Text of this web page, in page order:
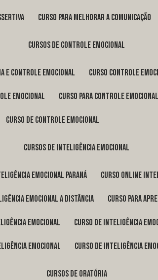
curso para melhorar a comunicação
cursos de controle emocional
e controle emocional curso controle
emocional curso para controle emocional
curso de controle emocional
cursos de inteligência emocional
emocional Paraná curso online
emocional a distância curso para
emocional curso de inteligência
emocional curso de inteligência
cursos de oratória